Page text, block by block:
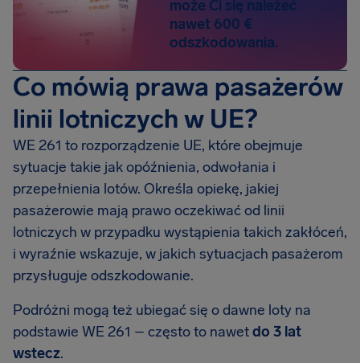
może Ci się należeć
nawet 600 €
odszkodowania.
Co mówią prawa pasażerów
linii lotniczych w UE?
WE 261 to rozporządzenie UE, które obejmuje
sytuacje takie jak opóźnienia, odwołania i
przepełnienia lotów. Określa opiekę, jakiej
pasażerowie mają prawo oczekiwać od linii
lotniczych w przypadku wystąpienia takich zakłóceń,
i wyraźnie wskazuje, w jakich sytuacjach pasażerom
przysługuje odszkodowanie.
Podróżni mogą też ubiegać się o dawne loty na
podstawie WE 261 – często to nawetdo 3 lat
wstecz.